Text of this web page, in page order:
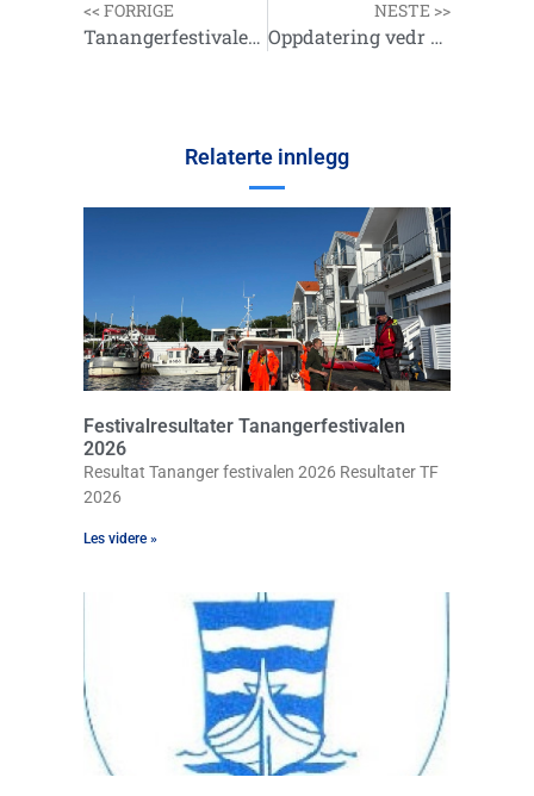
<< FORRIGE
Tanangerfestivalen 2020
NESTE >>
Oppdatering vedr Coronasituasjonen
Relaterte innlegg
Festivalresultater Tanangerfestivalen
2026
Resultat Tananger festivalen 2026 Resultater TF
2026
Les videre »